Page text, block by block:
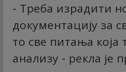
- Треба израдити
документацију за
то све питања
анализу - рекла је